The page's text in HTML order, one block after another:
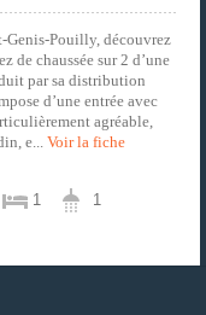
Pouilly, découvrez
de chaussée sur 2 d’une
par sa distribution
d’une entrée avec
agréable,
e... Voir la fiche
1
1